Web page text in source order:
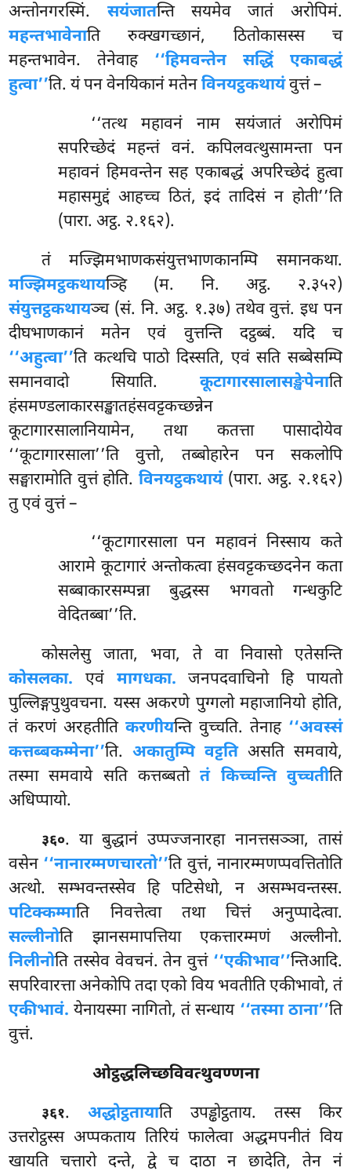
अन्तोनगरस्मिं. सयंजातन्ति सयमेव जातं अरोपिमं.
महन्तभावेनाति रुक्खगच्छानं, ठितोकासस्स च
महन्तभावेन. तेनेवाह ‘‘हिमवन्तेन सद्धिं एकाबद्धं
हुत्वा’’ति. यं पन वेनयिकानं मतेनविनयट्ठकथायंवुत्तं –
‘‘तत्थ महावनं नाम सयंजातं अरोपिमं
सपरिच्छेदं महन्तं वनं. कपिलवत्थुसामन्ता पन
महावनं हिमवन्तेन सह एकाबद्धं अपरिच्छेदं हुत्वा
महासमुद्दं आहच्च ठितं, इदं तादिसं न होती’’ति
(पारा. अट्ठ. २.१६२).
तंमज्झिमभाणकसंयुत्तभाणकानम्पि समानकथा.
मज्झिमट्ठकथायञ्हि (म. नि. अट्ठ. २.३५२)
संयुत्तट्ठकथायञ्च (सं. नि. अट्ठ. १.३७) तथेव वुत्तं. इध पन
दीघभाणकानं मतेन एवं वुत्तन्ति दट्ठब्बं. यदि च
‘‘अहुत्वा’’ति कत्थचि पाठो दिस्सति, एवं सति सब्बेसम्पि
समानवादो सियाति. कूटागारसालासङ्खेपेनाति
हंसमण्डलाकारसङ्खातहंसवट्टकच्छन्नेन
कूटागारसालानियामेन, तथा कतत्ता पासादोयेव
‘‘कूटागारसाला’’ति वुत्तो, तब्बोहारेन पन सकलोपि
सङ्घारामोति वुत्तं होति. विनयट्ठकथायं(पारा. अट्ठ. २.१६२)
तु एवं वुत्तं –
‘‘कूटागारसाला पन महावनं निस्साय कते
आरामे कूटागारं अन्तोकत्वा हंसवट्टकच्छदनेन कता
सब्बाकारसम्पन्ना बुद्धस्स भगवतो गन्धकुटि
वेदितब्बा’’ति.
कोसलेसु जाता, भवा, ते वा निवासो एतेसन्ति
कोसलका. एवं मागधका. जनपदवाचिनो हि पायतो
पुल्लिङ्गपुथुवचना. यस्स अकरणे पुग्गलो महाजानियो होति,
तं करणं अरहतीति करणीयन्ति वुच्चति. तेनाह ‘‘अवस्सं
कत्तब्बकम्मेना’’ति.अकातुम्पि वट्टतिअसति समवाये,
तस्मा समवाये सति कत्तब्बतोतं किच्चन्ति वुच्चतीति
अधिप्पायो.
३६०. या बुद्धानं उप्पज्जनारहा नानत्तसञ्ञा, तासं
वसेन ‘‘नानारम्मणचारतो’’ति वुत्तं, नानारम्मणप्पवत्तितोति
अत्थो. सम्भवन्तस्सेव हि पटिसेधो, न असम्भवन्तस्स.
पटिक्कम्माति निवत्तेत्वा तथा चित्तं अनुप्पादेत्वा.
सल्लीनोति झानसमापत्तिया एकत्तारम्मणं अल्लीनो.
निलीनोति तस्सेव वेवचनं. तेन वुत्तं ‘‘एकीभाव’’न्तिआदि.
सपरिवारत्ता अनेकोपि तदा एको विय भवतीति एकीभावो, तं
एकीभावं. येनायस्मा नागितो, तं सन्धाय ‘‘तस्मा ठाना’’ति
वुत्तं.
ओट्ठद्धलिच्छविवत्थुवण्णना
३६१. अद्धोट्ठतायाति उपड्ढोट्ठताय. तस्स किर
उत्तरोट्ठस्स अप्पकताय तिरियं फालेत्वा अद्धमपनीतं विय
खायति चत्तारो दन्ते, द्वे च दाठा न छादेति, तेन नं